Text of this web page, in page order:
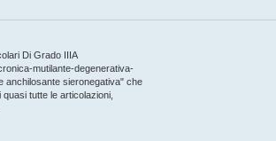
Di Grado IIIA
mutilante-degenerativa-
anchilosante sieronegativa" che
tutte le articolazioni,